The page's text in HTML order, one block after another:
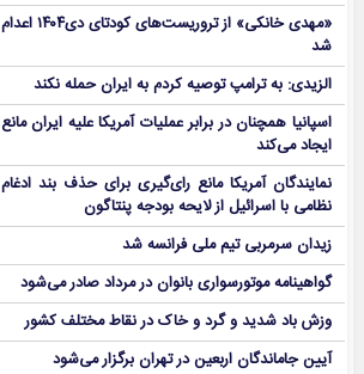
«مهدی خانکی» از تروریست‌های کودتای دی۱۴۰۴ اعدام
شد
الزیدی: به ترامپ توصیه کردم به ایران حمله نکند
اسپانیا همچنان در برابر عملیات آمریکا علیه ایران مانع
ایجاد می‌کند
نمایندگان آمریکا مانع رای‌گیری برای حذف بند ادغام
نظامی با اسرائیل از لایحه بودجه پنتاگون
زیدان سرمربی تیم ملی فرانسه شد
گواهینامه موتورسواری بانوان در مرداد صادر می‌شود
وزش باد شدید و گرد و خاک در نقاط مختلف کشور
آیین جاماندگان اربعین در تهران برگزار می‌شود